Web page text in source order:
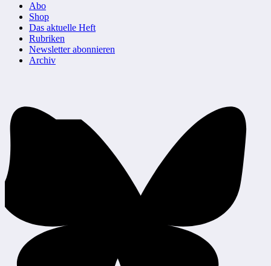
Abo
Shop
Das aktuelle Heft
Rubriken
Newsletter abonnieren
Archiv